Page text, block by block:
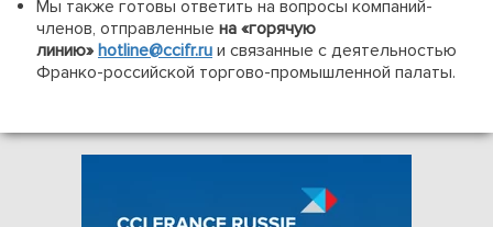
Мы также готовы ответить на вопросы компаний-
членов, отправленные на «горячую
линию» hotline@ccifr.ru и связанные с деятельностью
Франко-российской торгово-промышленной палаты.